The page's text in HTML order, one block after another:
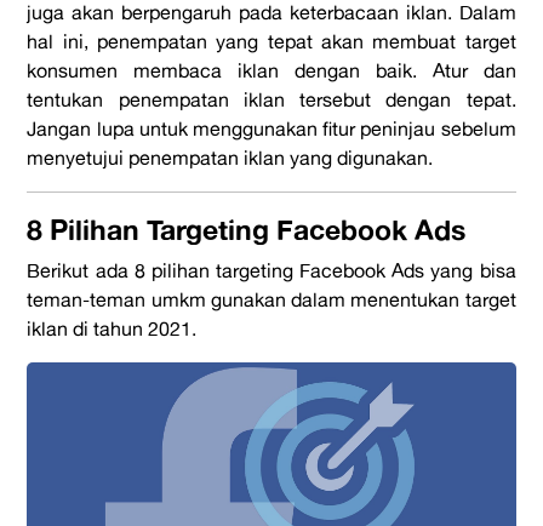
juga akan berpengaruh pada keterbacaan iklan. Dalam
hal ini, penempatan yang tepat akan membuat target
konsumen membaca iklan dengan baik. Atur dan
tentukan penempatan iklan tersebut dengan tepat.
Jangan lupa untuk menggunakan fitur peninjau sebelum
menyetujui penempatan iklan yang digunakan.
8 Pilihan Targeting Facebook Ads
Berikut ada 8 pilihan targeting Facebook Ads yang bisa
teman-teman umkm gunakan dalam menentukan target
iklan di tahun 2021.